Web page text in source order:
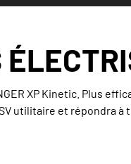
XP Kinetic. Plus
utilitaire et répondra à